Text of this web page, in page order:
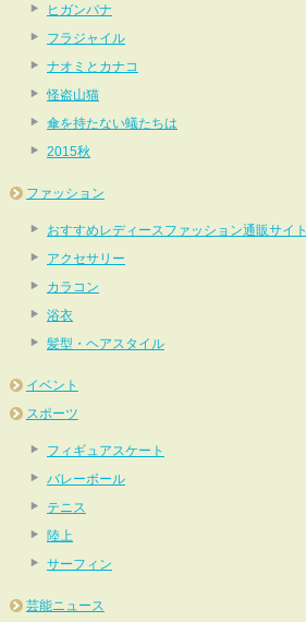
ヒガンバナ
フラジャイル
ナオミとカナコ
怪盗山猫
傘を持たない蟻たちは
2015秋
ファッション
おすすめレディースファッション通販サイト
アクセサリー
カラコン
浴衣
髪型・ヘアスタイル
イベント
スポーツ
フィギュアスケート
バレーボール
テニス
陸上
サーフィン
芸能ニュース